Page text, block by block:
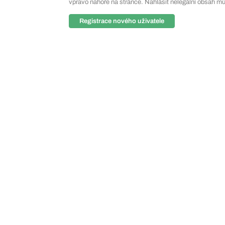
vpravo nahoře na stránce. Nahlásit nelegální obsah
Registrace nového uživatele